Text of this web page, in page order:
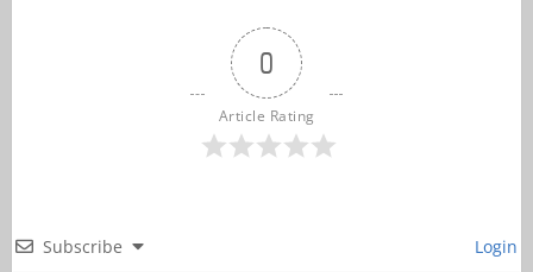
0
Article Rating
Subscribe Login